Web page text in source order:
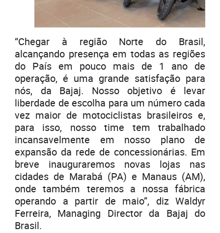
“Chegar à região Norte do Brasil,
alcançando presença em todas as regiões
do País em pouco mais de 1 ano de
operação, é uma grande satisfação para
nós, da Bajaj. Nosso objetivo é levar
liberdade de escolha para um número cada
vez maior de motociclistas brasileiros e,
para isso, nosso time tem trabalhado
incansavelmente em nosso plano de
expansão da rede de concessionárias. Em
breve inauguraremos novas lojas nas
cidades de Marabá (PA) e Manaus (AM),
onde também teremos a nossa fábrica
operando a partir de maio”, diz Waldyr
Ferreira, Managing Director da Bajaj do
Brasil.